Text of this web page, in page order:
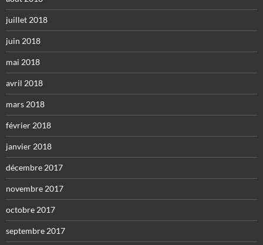
juillet 2018
juin 2018
mai 2018
avril 2018
mars 2018
février 2018
janvier 2018
décembre 2017
novembre 2017
octobre 2017
septembre 2017